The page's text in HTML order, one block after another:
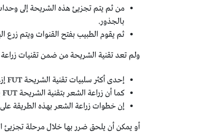
من ثم يتم تجزيئ هذه الشريحة إلى
بالجذور.
ثم يقوم الطبيب بفتح القنوات ويتم زرع
ولم تعد تقنية الشريحة من ضمن تقنيات زراعة
إحدى أكثر سلبيات تقنية الشريحة FUT إزعاجاً هي الندبة التي تنتج عنها في المنطقة المانحة والتي تكون واضحة في غالب الأحيان.
كما أن زراعة الشعر بتقنية الشريحة FUT ينتج عنها شعور بالخدر في منطقة العملية وغالباً أن هذا الخدر يبقى فترة طويلة جداً وهذا يشكل ازعاج كبير للمريض.
إن خطوات زراعة الشعر بهذه الطريقة
أو يمكن أن يلحق ضرر بها خلال مرحلة تجزيئ